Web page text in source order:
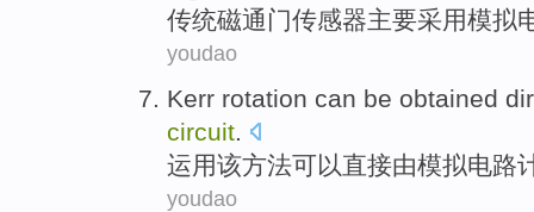
传统磁通门传感器主要采用模拟
youdao
Kerr rotation can be obtained
circuit.
运用该方法可以直接由模拟电路
youdao